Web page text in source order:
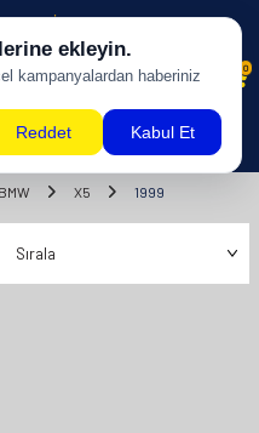
BİZDEN !
0
BMW X5 1999